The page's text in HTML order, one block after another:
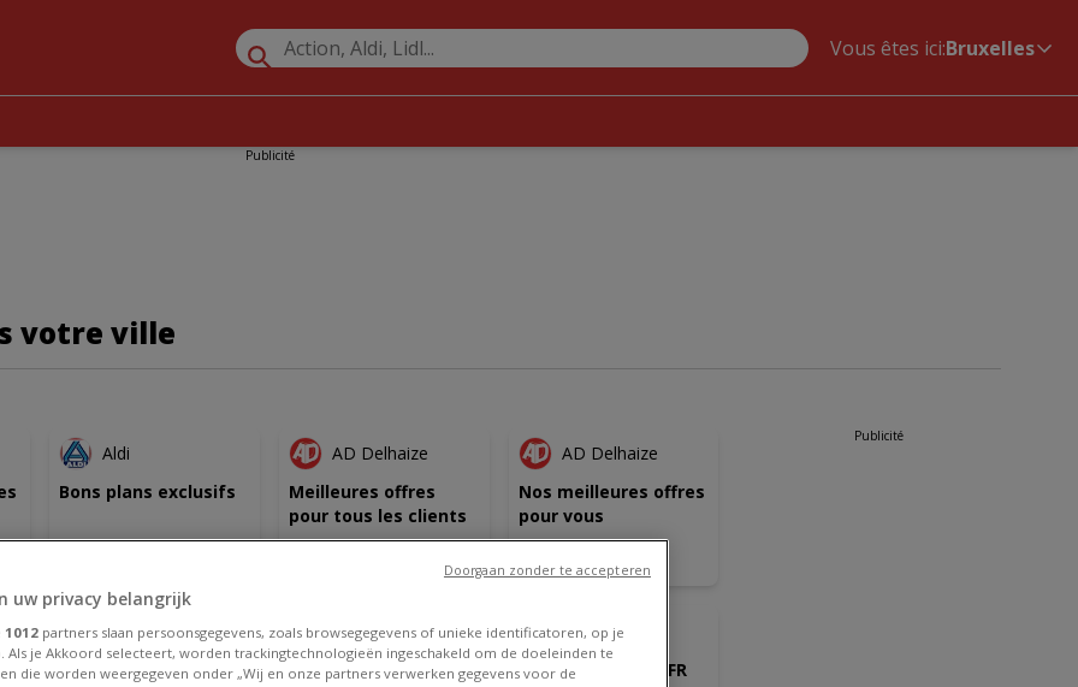
Vous êtes ici:Bruxelles
Publicité
votre ville
Aldi
Bons plans exclusifs
Expire le
AD Delhaize
Meilleures offres
pour tous les clients
Expire le
AD Delhaize
Nos meilleures offres
pour vous
Expire le
12/08
Proxy Delhaize
Folder de la semaine
Delhaize
Folder Delhaize - NL
Delhaize
Folder Delhaize - FR
Publicité
uw privacy belangrijk
1012 partners slaan persoonsgegevens, zoals browsegegevens of unieke identificatoren, op je
Als je Akkoord selecteert, worden trackingtechnologieën ingeschakeld om de doeleinden te
die worden weergegeven onder „Wij en onze partners verwerken gegevens voor de
Doorgaan zonder te accepteren